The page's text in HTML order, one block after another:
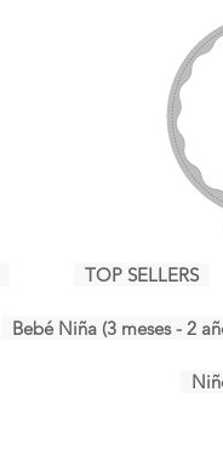
TOP SELLERS
Bebé Niña (3 meses - 2